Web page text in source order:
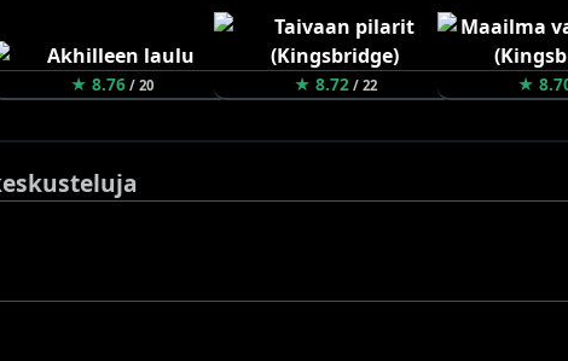
★ 8.76/ 20 ★ 8.72/ 22 ★